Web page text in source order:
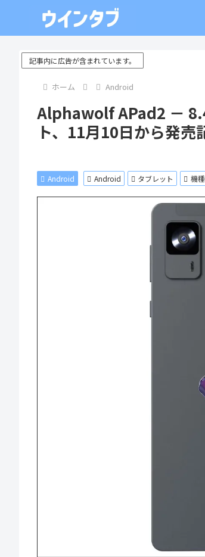
記事内に広告が含まれています。
ホーム Android
Alphawolf APad2 －
ト、11月10日から発売
Android Android タブレット 機